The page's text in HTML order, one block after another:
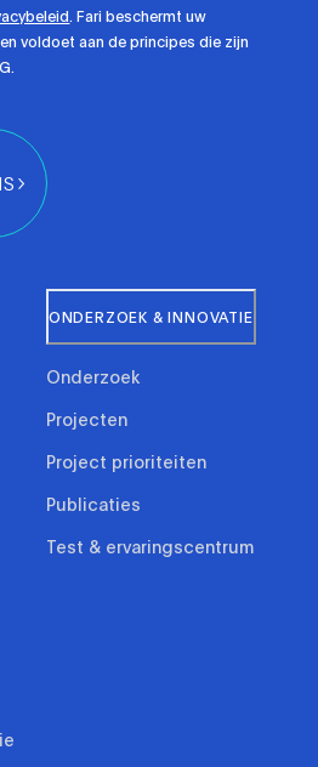
. Fari beschermt uw
voldoet aan de principes die zijn
ONDERZOEK & INNOVATIE
Onderzoek
Projecten
Project prioriteiten
Publicaties
Test & ervaringscentrum